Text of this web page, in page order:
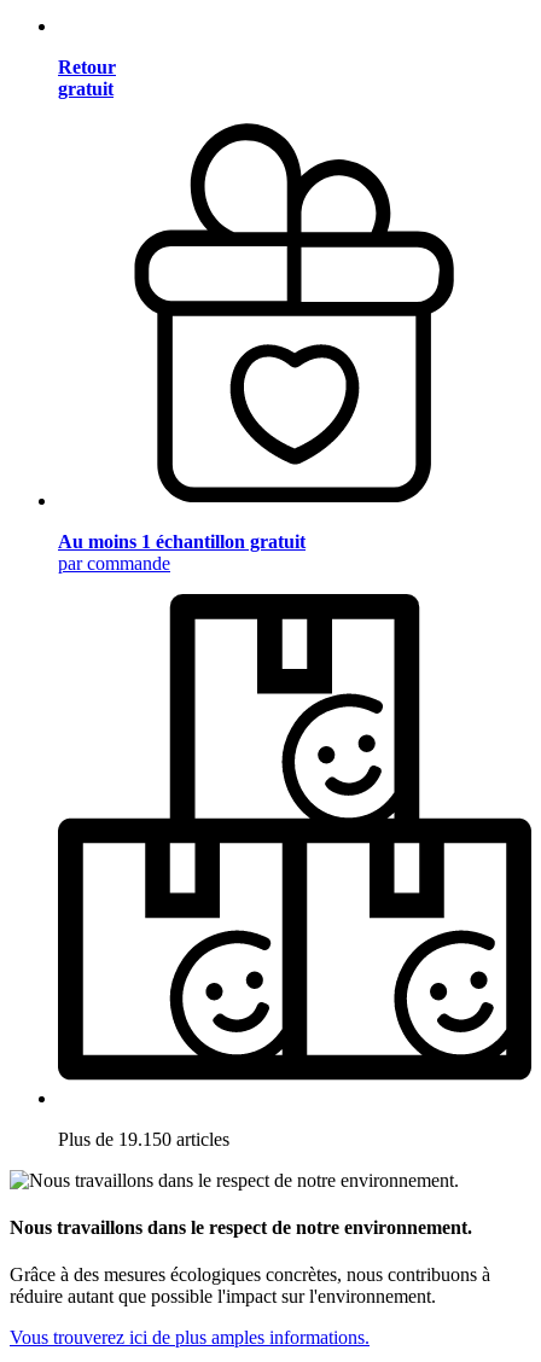
Retour
gratuit
Au moins 1 échantillon gratuit
par commande
Plus de 19.150 articles
Nous travaillons dans le respect de notre environnement.
Grâce à des mesures écologiques concrètes, nous contribuons à
réduire autant que possible l'impact sur l'environnement.
Vous trouverez ici de plus amples informations.